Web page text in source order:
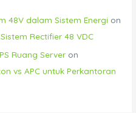
48V dalam Sistem Energi on
Rectifier 48 VDC
Ruang Server on
vs APC untuk Perkantoran